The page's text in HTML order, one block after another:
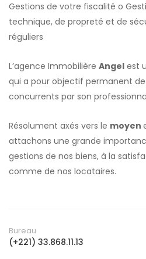
Gestions de votre fiscalité o
technique, de propreté et de
réguliers
L’agence Immobilière Angel est
qui a pour objectif permanent
concurrents par son
Résolument axés vers le moyen
attachons une grande
gestions de nos biens, à la
comme de nos locataires.
Bureau
(+221) 33.868.11.13